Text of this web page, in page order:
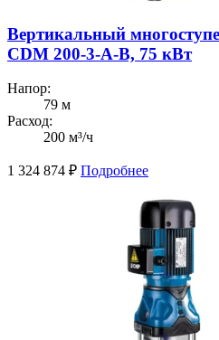
Вертикальный
CDM 200-3-А-В, 75 кВт
Напор:
79 м
Расход:
200 м³/ч
1 324 874 ₽ Подробнее